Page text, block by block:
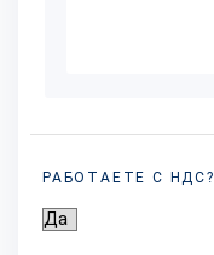
РАБОТАЕТЕ С НДС?